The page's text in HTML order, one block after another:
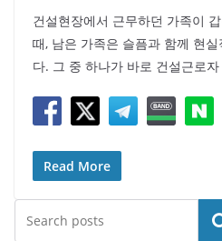
건설현장에서 근무하던 가족이
때, 남은 가족은 슬픔과 함께 현
다. 그 중 하나가 바로 건설근로자
Read More